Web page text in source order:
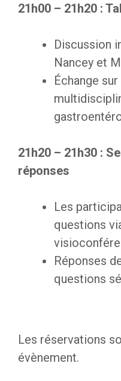
21h00 – 21h20 :
Discussion
Nancey et
Échange
21h20 – 21h30 :
réponses
Les
questions
Réponses
questions
Les réservations
évènement.